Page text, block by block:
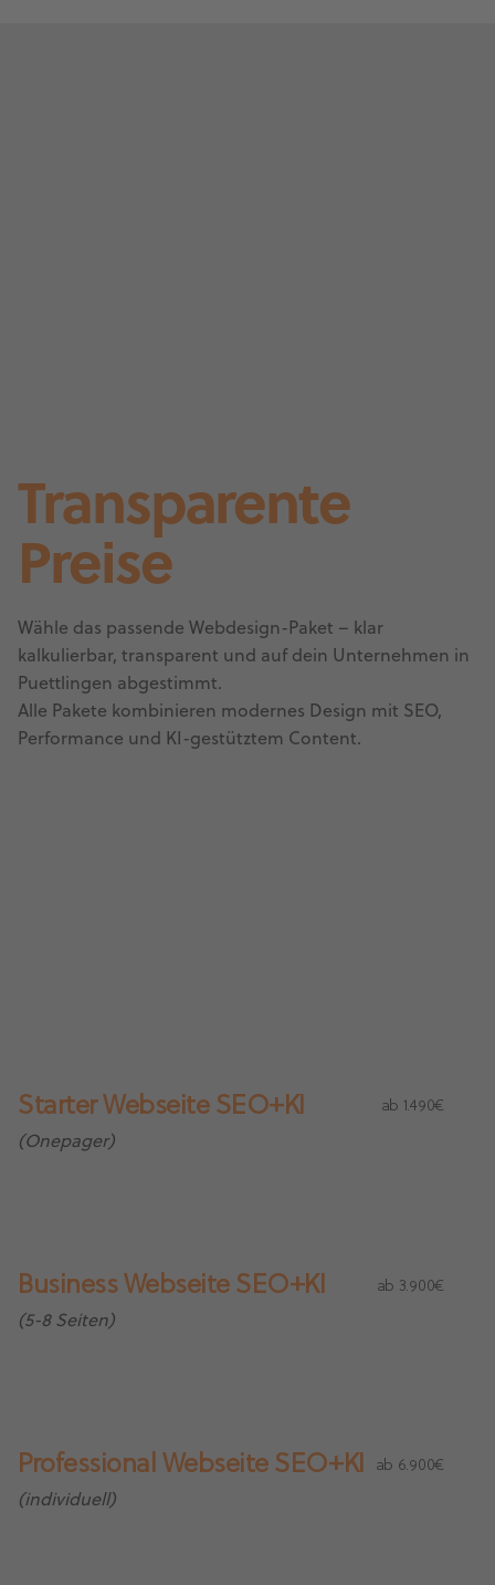
Transparente
Preise
Wähle das passende Webdesign-Paket – klar
kalkulierbar, transparent und auf dein Unternehmen in
Puettlingen abgestimmt.
Alle Pakete kombinieren modernes Design mit SEO,
Performance und KI-gestütztem Content.
Starter Webseite SEO+KI ab 1.490€
(Onepager)
Business Webseite SEO+KI ab 3.900€
(5-8 Seiten)
Professional Webseite SEO+KI ab 6.900€
(individuell)